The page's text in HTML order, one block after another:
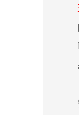
由
👶
🍼
🩺